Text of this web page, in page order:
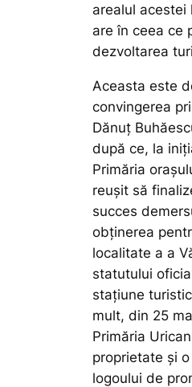
arealul acestei
are în ceea ce
dezvoltarea
Aceasta este
convingerea
Dănuț
după ce, la
Primăria
reușit să
succes
obținerea
localitate a a
statutului
stațiune
mult, din 25
Primăria
proprietate și
logoului de